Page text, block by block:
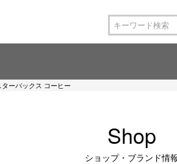
ターバックス コーヒー
Shop
ショップ・ブランド情